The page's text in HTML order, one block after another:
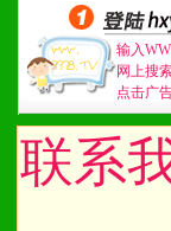
输入
网上搜
点击广
联系